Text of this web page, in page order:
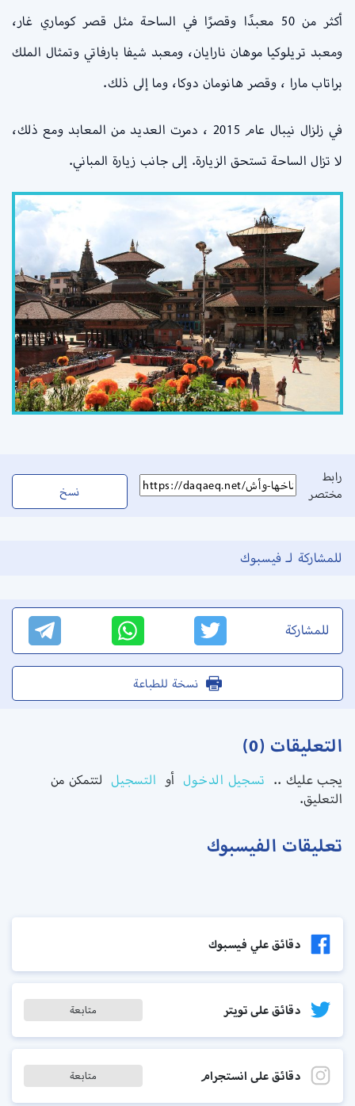
أكثر من 50 معبدًا وقصرًا في الساحة مثل قصر كوماري غار،
ومعبد تريلوكيا موهان نارايان، ومعبد شيفا بارفاتي وتمثال الملك
براتاب مارا ، وقصر هانومان دوكا، وما إلى ذلك.
في زلزال نيبال عام 2015 ، دمرت العديد من المعابد ومع ذلك،
لا تزال الساحة تستحق الزيارة. إلى جانب زيارة المباني.
رابط
مختصر
نسخ
للمشاركة لـ فيسبوك
للمشاركة
نسخة للطباعة
التعليقات (0)
يجب عليك .. تسجيل الدخول أو التسجيل لتتمكن من
التعليق.
تعليقات الفيسبوك
دقائق علي فيسبوك
دقائق على تويتر متابعة
دقائق على انستجرام متابعة